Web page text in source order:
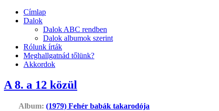
Címlap
Dalok
Dalok ABC rendben
Dalok albumok szerint
Rólunk írták
Meghallgatnád tőlünk?
Akkordok
A 8. a 12 közül
Album: (1979) Fehér babák takarodója